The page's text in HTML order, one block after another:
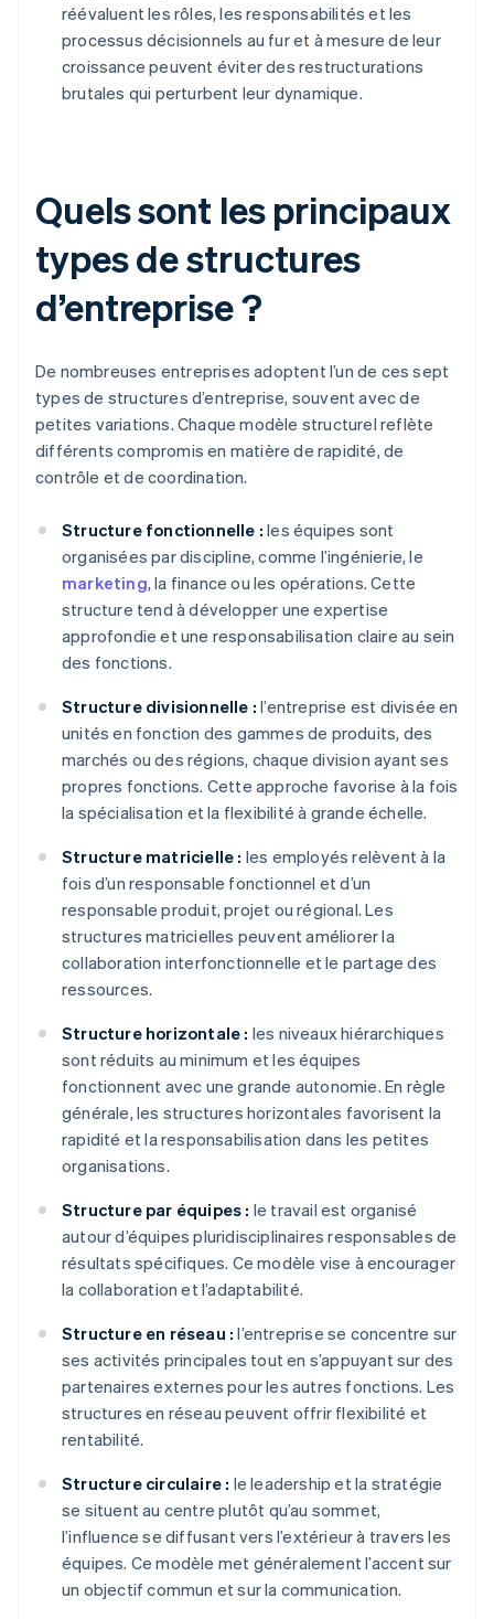
réévaluent les rôles, les responsabilités et les
processus décisionnels au fur et à mesure de leur
croissance peuvent éviter des restructurations
brutales qui perturbent leur dynamique.
Quels sont les principaux
types de structures
d’entreprise ?
De nombreuses entreprises adoptent l’un de ces sept
types de structures d’entreprise, souvent avec de
petites variations. Chaque modèle structurel reflète
différents compromis en matière de rapidité, de
contrôle et de coordination.
Structure fonctionnelle : les équipes sont
organisées par discipline, comme l’ingénierie, le
marketing, la finance ou les opérations. Cette
structure tend à développer une expertise
approfondie et une responsabilisation claire au sein
des fonctions.
Structure divisionnelle : l’entreprise est divisée en
unités en fonction des gammes de produits, des
marchés ou des régions, chaque division ayant ses
propres fonctions. Cette approche favorise à la fois
la spécialisation et la flexibilité à grande échelle.
Structure matricielle : les employés relèvent à la
fois d’un responsable fonctionnel et d’un
responsable produit, projet ou régional. Les
structures matricielles peuvent améliorer la
collaboration interfonctionnelle et le partage des
ressources.
Structure horizontale : les niveaux hiérarchiques
sont réduits au minimum et les équipes
fonctionnent avec une grande autonomie. En règle
générale, les structures horizontales favorisent la
rapidité et la responsabilisation dans les petites
organisations.
Structure par équipes : le travail est organisé
autour d’équipes pluridisciplinaires responsables de
résultats spécifiques. Ce modèle vise à encourager
la collaboration et l’adaptabilité.
Structure en réseau : l’entreprise se concentre sur
ses activités principales tout en s’appuyant sur des
partenaires externes pour les autres fonctions. Les
structures en réseau peuvent offrir flexibilité et
rentabilité.
Structure circulaire : le leadership et la stratégie
se situent au centre plutôt qu’au sommet,
l’influence se diffusant vers l’extérieur à travers les
équipes. Ce modèle met généralement l’accent sur
un objectif commun et sur la communication.